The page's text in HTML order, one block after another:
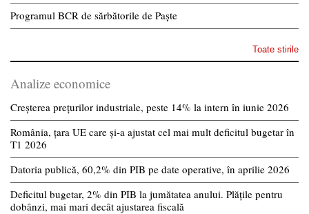
Programul BCR de sărbătorile de Paște
Toate stirile
Analize economice
Creșterea prețurilor industriale, peste 14% la intern în iunie 2026
România, țara UE care și-a ajustat cel mai mult deficitul bugetar în
T1 2026
Datoria publică, 60,2% din PIB pe date operative, în aprilie 2026
Deficitul bugetar, 2% din PIB la jumătatea anului. Plățile pentru
dobânzi, mai mari decât ajustarea fiscală